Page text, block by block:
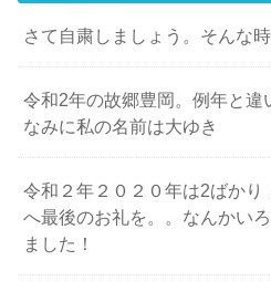
さて自粛しましょう。そんな
令和2年の故郷豊岡。例年と違
なみに私の名前は大ゆき
令和２年２０２０年は2ばかり
へ最後のお礼を。。なんかい
ました！